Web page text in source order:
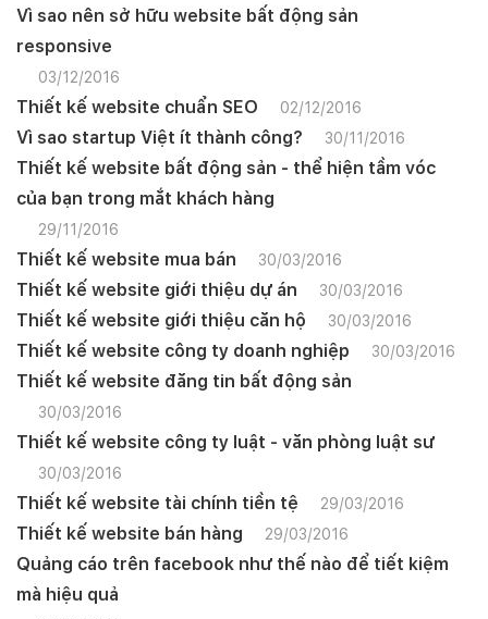
Vì sao nên sở hữu website bất động sản
responsive
03/12/2016
Thiết kế website chuẩn SEO 02/12/2016
Vì sao startup Việt ít thành công? 30/11/2016
Thiết kế website bất động sản - thể hiện tầm vóc
của bạn trong mắt khách hàng
29/11/2016
Thiết kế website mua bán 30/03/2016
Thiết kế website giới thiệu dự án 30/03/2016
Thiết kế website giới thiệu căn hộ 30/03/2016
Thiết kế website công ty doanh nghiệp 30/03/2016
Thiết kế website đăng tin bất động sản
30/03/2016
Thiết kế website công ty luật - văn phòng luật sư
30/03/2016
Thiết kế website tài chính tiền tệ 29/03/2016
Thiết kế website bán hàng 29/03/2016
Quảng cáo trên facebook như thế nào để tiết kiệm
mà hiệu quả